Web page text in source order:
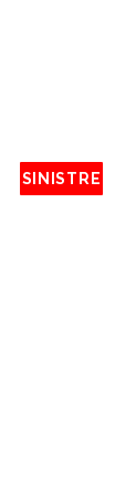
SINISTRE